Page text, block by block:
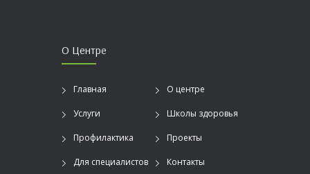
О Центре
Главная О центре
Услуги Школы здоровья
Профилактика Проекты
Для специалистов Контакты